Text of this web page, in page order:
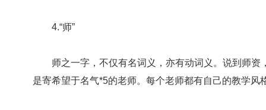
4.“师”
师之一字，不仅有名词义，亦有动词义。说到师资
是寄希望于名气*5的老师。每个老师都有自己的教学风